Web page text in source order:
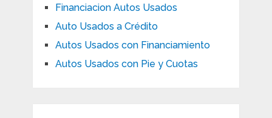
Financiacion Autos Usados
Auto Usados a Crédito
Autos Usados con Financiamiento
Autos Usados con Pie y Cuotas